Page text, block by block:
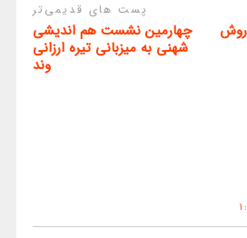
پست های قدیمی‌تر
چهارمین نشست هم اندیشی
شهنی به میزبانی تیره ارزانی
وند